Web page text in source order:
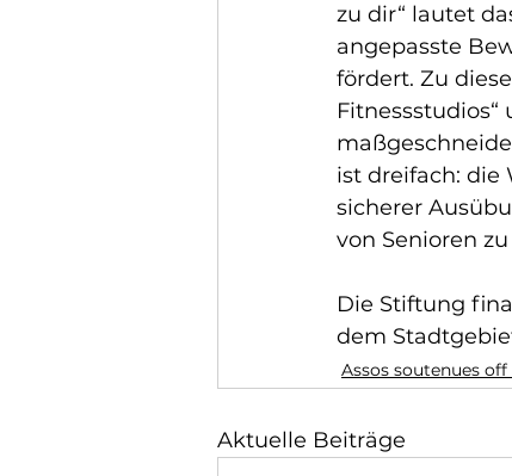
zu dir“ lautet
angepasste
fördert. Zu
ist dreifach: die
sicherer
von Senioren
Die Stiftung
dem
Assos soutenues off
Aktuelle Beiträge